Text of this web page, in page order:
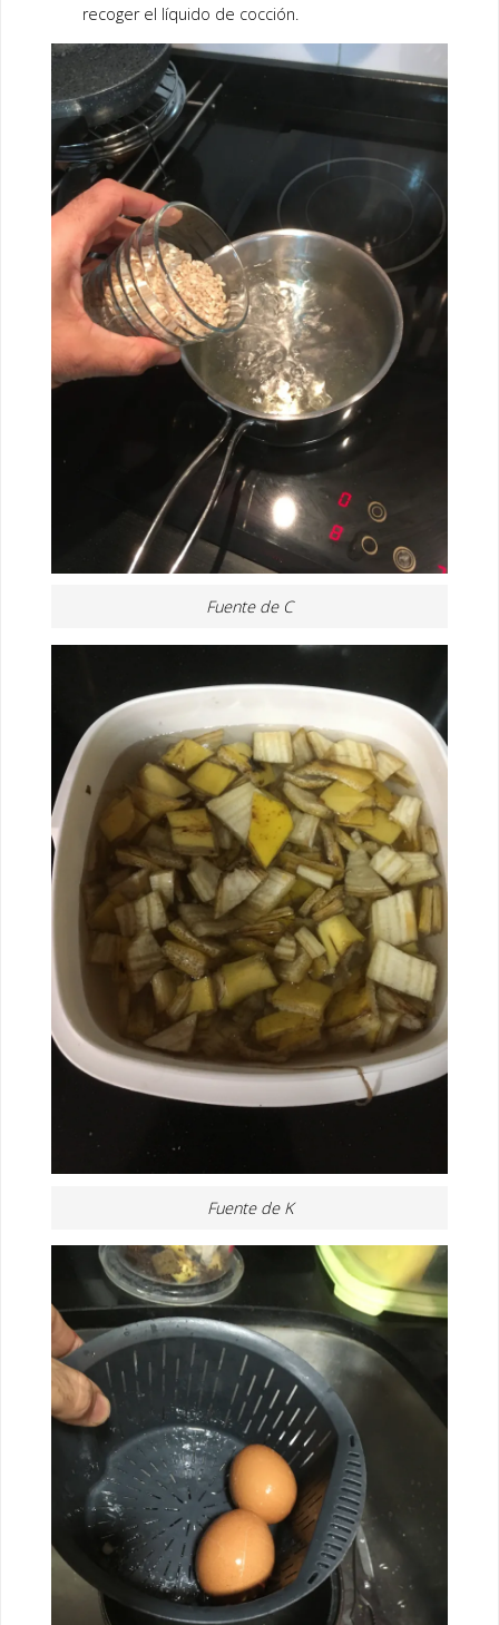
recoger el líquido de cocción.
Fuente de C
Fuente de K